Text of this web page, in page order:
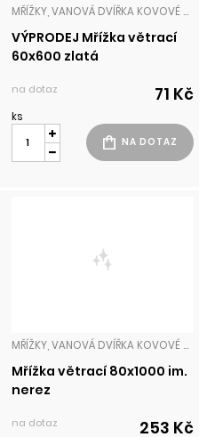
MŘÍŽKY, VANOVÁ DVÍŘKA KOVOVÉ MŘÍŽKY
VÝPRODEJ Mřížka větrací
60x600 zlatá
na dotaz 71 Kč
ks
MŘÍŽKY, VANOVÁ DVÍŘKA KOVOVÉ MŘÍŽKY
Mřížka větrací 80x1000 im.
nerez
na dotaz 253 Kč